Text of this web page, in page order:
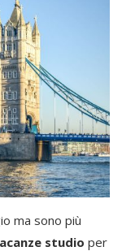
ma sono più
studio per